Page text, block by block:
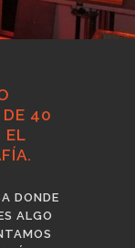
40
EL
DONDE
ALGO